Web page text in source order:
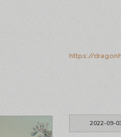
https://
2022-09-